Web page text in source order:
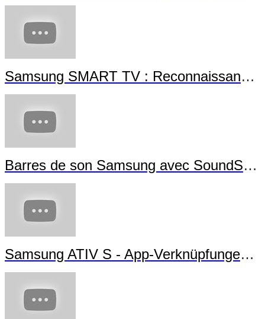
Samsung SMART TV : Reconnaissance Gestuelle
Barres de son Samsung avec SoundShare
Samsung ATIV S - App-Verknüpfungen erstellen